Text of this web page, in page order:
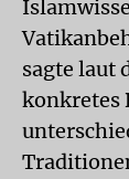
sagte laut
konkretes